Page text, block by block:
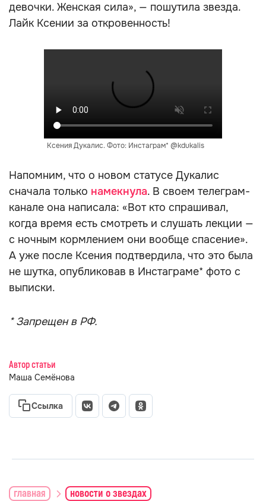
девочки. Женская сила», — пошутила звезда.
Лайк Ксении за откровенность!
Ксения Дукалис. Фото: Инстаграм* @kdukalis
Напомним, что о новом статусе Дукалис
сначала только намекнула. В своем телеграм-
канале она написала: «Вот кто спрашивал,
когда время есть смотреть и слушать лекции —
с ночным кормлением они вообще спасение».
А уже после Ксения подтвердила, что это была
не шутка, опубликовав в Инстаграме* фото с
выписки.
* Запрещен в РФ.
Автор статьи
Маша Семёнова
Ссылка
главная новости о звездах